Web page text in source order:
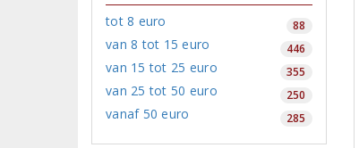
tot 8 euro 88
van 8 tot 15 euro 446
van 15 tot 25 euro 355
van 25 tot 50 euro 250
vanaf 50 euro 285